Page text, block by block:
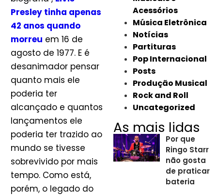
Presley tinha apenas
42 anos quando
morreu em 16 de
agosto de 1977. E é
desanimador pensar
quanto mais ele
poderia ter
alcançado e quantos
lançamentos ele
poderia ter trazido ao
mundo se tivesse
sobrevivido por mais
tempo. Como está,
porém, o legado do
Acessórios
Música Eletrônica
Notícias
Partituras
Pop Internacional
Posts
Produção Musical
Rock and Roll
Uncategorized
As mais lidas
Por que
Ringo Starr
não gosta
de praticar
bateria